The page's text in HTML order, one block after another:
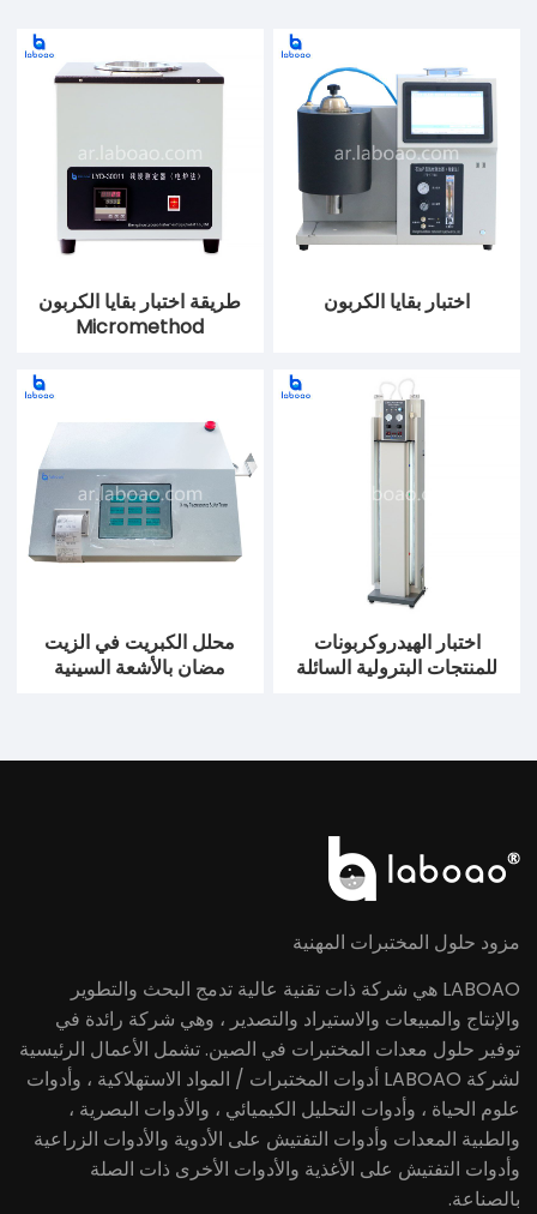
طريقة اختبار بقايا الكربون
Micromethod
اختبار بقايا الكربون
محلل الكبريت في الزيت
مضان بالأشعة السينية
اختبار الهيدروكربونات
للمنتجات البترولية السائلة
مزود حلول المختبرات المهنية
LABOAO هي شركة ذات تقنية عالية تدمج البحث والتطوير
والإنتاج والمبيعات والاستيراد والتصدير ، وهي شركة رائدة في
توفير حلول معدات المختبرات في الصين. تشمل الأعمال الرئيسية
لشركة LABOAO أدوات المختبرات / المواد الاستهلاكية ، وأدوات
علوم الحياة ، وأدوات التحليل الكيميائي ، والأدوات البصرية ،
والطبية المعدات وأدوات التفتيش على الأدوية والأدوات الزراعية
وأدوات التفتيش على الأغذية والأدوات الأخرى ذات الصلة
بالصناعة.